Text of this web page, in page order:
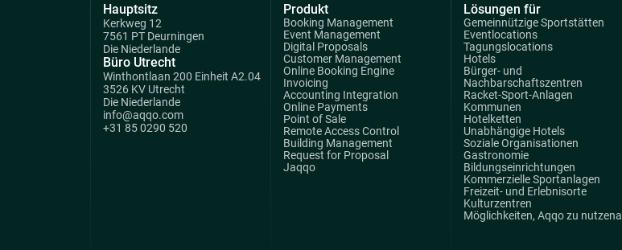
Hauptsitz
Kerkweg 12
7561 PT Deurningen
Die Niederlande
Büro Utrecht
Winthontlaan 200 Einheit A2.04
3526 KV Utrecht
Die Niederlande
info@aqqo.com
+31 85 0290 520
Produkt
Booking Management
Event Management
Digital Proposals
Customer Management
Online Booking Engine
Invoicing
Accounting Integration
Online Payments
Point of Sale
Remote Access Control
Building Management
Request for Proposal
Jaqqo
Lösungen für
Gemeinnützige Sportstätten
Eventlocations
Tagungslocations
Hotels
Bürger- und
Nachbarschaftszentren
Racket-Sport-Anlagen
Kommunen
Hotelketten
Unabhängige Hotels
Soziale Organisationen
Gastronomie
Bildungseinrichtungen
Kommerzielle Sportanlagen
Freizeit- und Erlebnisorte
Kulturzentren
Möglichkeiten, Aqqo zu nutzena